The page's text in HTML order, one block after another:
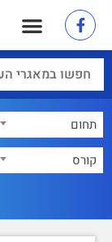
תחום
קורס